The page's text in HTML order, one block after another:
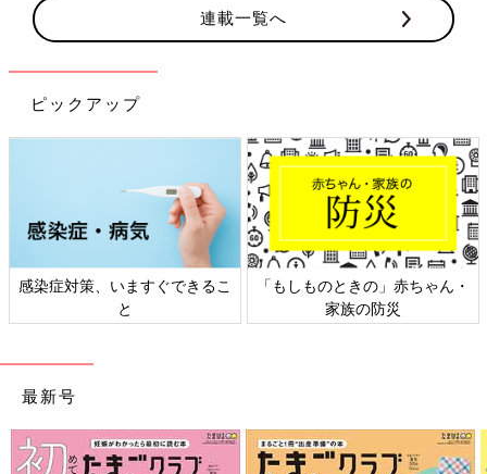
連載一覧へ
ピックアップ
感染症対策、いますぐできるこ
と
「もしものときの」赤ちゃん・
家族の防災
最新号